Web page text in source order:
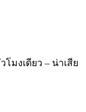
มงเดียว – น่าเสีย